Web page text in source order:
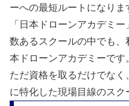
ーへの最短ルートになりま
「日本ドローンアカデミ
数あるスクールの中でも
本ドローンアカデミーです
ただ資格を取るだけでなく
に特化した現場目線のスク